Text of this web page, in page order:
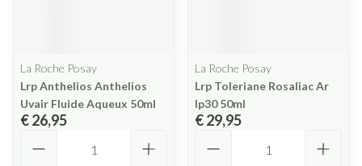
La Roche Posay
Lrp Anthelios Anthelios
Uvair Fluide Aqueux 50ml
€ 26,95
La Roche Posay
Lrp Toleriane Rosaliac Ar
Ip30 50ml
€ 29,95